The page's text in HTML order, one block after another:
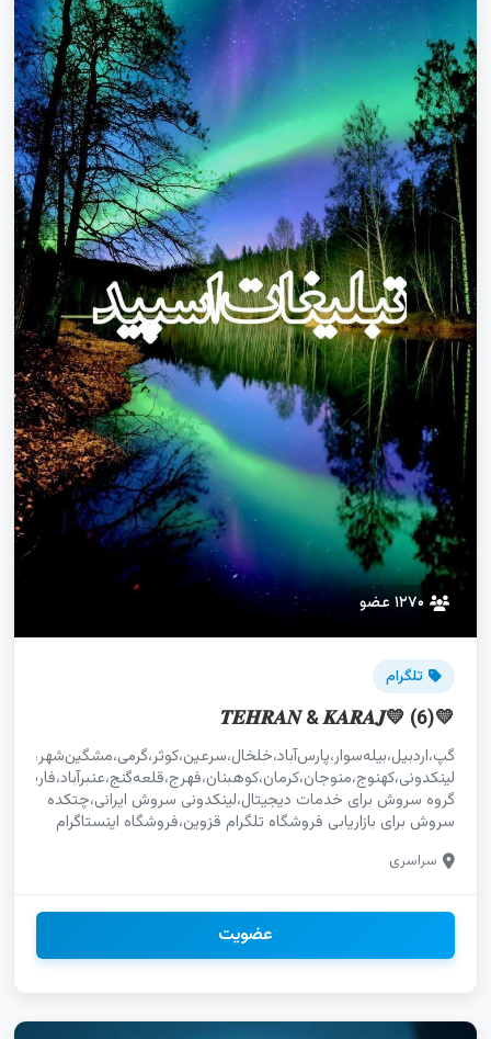
۱۲۷۰ عضو
تلگرام
💛𝑻𝑬𝑯𝑹𝑨𝑵 & 𝑲𝑨𝑹𝑨𝑱💛 (6)
گروه سروش برای خدمات دیجیتال،لینکدونی سروش ایرانی،چتکده
سروش برای بازاریابی فروشگاه تلگرام قزوین،فروشگاه اینستاگرام
گلستان آگهی رایگان گلستان گپ پسرانه مشهد،گپ دخترونه
بانه،لینکیاب بانه،چتکده بانه،چتیاب بانه،گروهکده بانه،گروهیاب
بانه گپ پسرانه البرز،گپ دخترونه البرز،گپ پسرونه البرز،لینکدونی
البرز گروه چت دخترونه ایرانشهر،گروه چت پسرونه ایرانشهر،گپ
سراسری
عضویت